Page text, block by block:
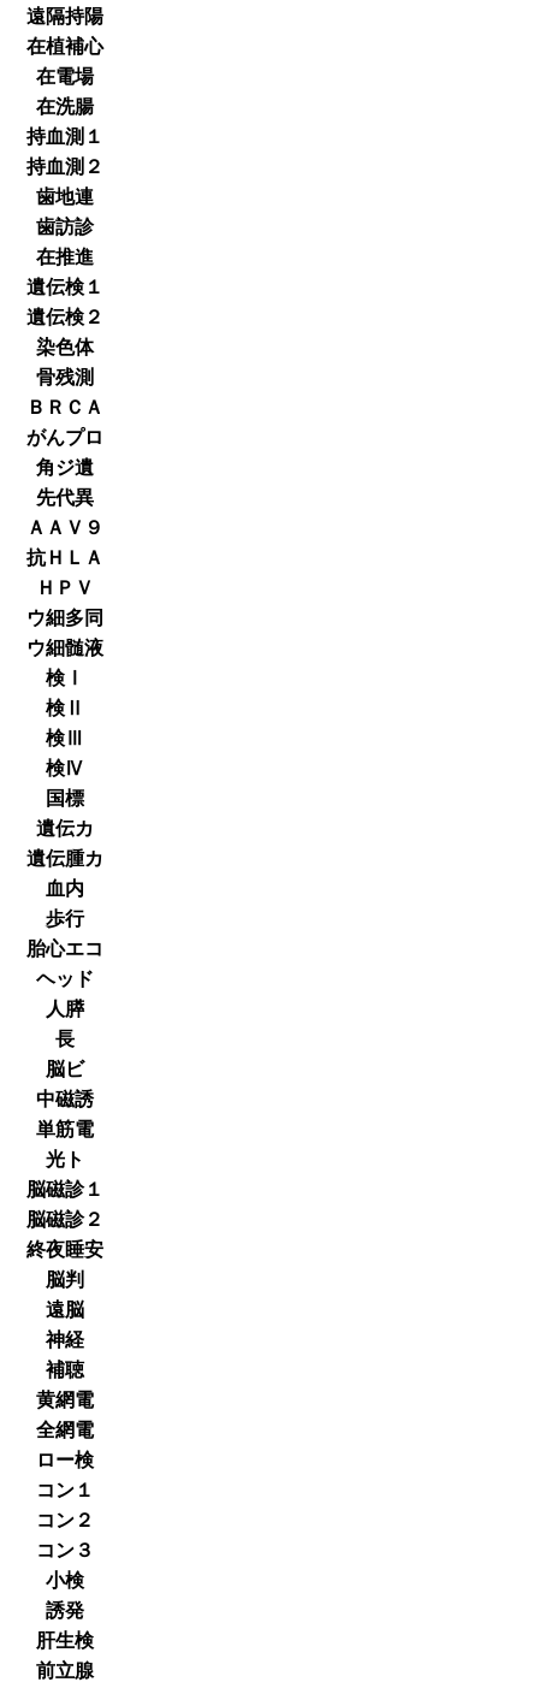
遠隔持陽
在植補心
在電場
在洗腸
持血測１
持血測２
歯地連
歯訪診
在推進
遺伝検１
遺伝検２
染色体
骨残測
ＢＲＣＡ
がんプロ
角ジ遺
先代異
ＡＡＶ９
抗ＨＬＡ
ＨＰＶ
ウ細多同
ウ細髄液
検Ⅰ
検Ⅱ
検Ⅲ
検Ⅳ
国標
遺伝カ
遺伝腫カ
血内
歩行
胎心エコ
ヘッド
人膵
長
脳ビ
中磁誘
単筋電
光ト
脳磁診１
脳磁診２
終夜睡安
脳判
遠脳
神経
補聴
黄網電
全網電
ロー検
コン１
コン２
コン３
小検
誘発
肝生検
前立腺